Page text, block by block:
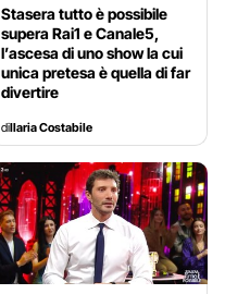
Stasera tutto è possibile
supera Rai1 e Canale5,
l’ascesa di uno show la cui
unica pretesa è quella di far
divertire
diIlaria Costabile